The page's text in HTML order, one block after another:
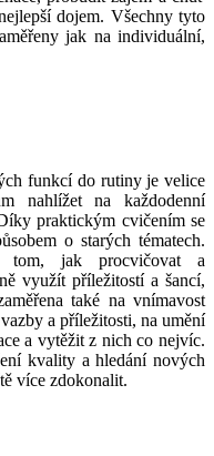
dojem. Všechny tyto
jak na individuální,
funkcí do rutiny je velice
nahlížet na každodenní
praktickým cvičením se
o starých tématech.
tom, jak procvičovat a
využít příležitostí a šancí,
také na vnímavost
a příležitosti, na umění
a vytěžit z nich co nejvíc.
kvality a hledání nových
více zdokonalit.